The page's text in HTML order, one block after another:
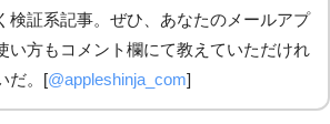
検証系記事。ぜひ、あなたのメールアプ
い方もコメント欄にて教えていただけれ
だ。[@appleshinja_com]